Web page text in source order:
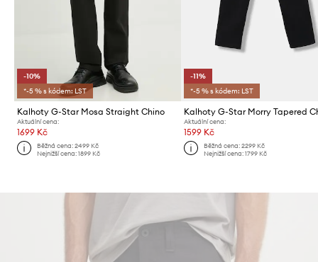
-10%
*-5 % s kódem: LST
Kalhoty G-Star Mosa Straight Chino
Aktuální cena:
1699 Kč
Běžná cena:2499 Kč
Nejnižší cena:1899 Kč
-11%
*-5 % s kódem: LST
Kalhoty G-Star Morry Tapered
Aktuální cena:
1599 Kč
Běžná cena: 2299 Kč
Nejnižší cena: 1799 Kč